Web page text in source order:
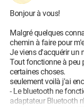
Bonjour à vous!
Malgré quelques
chemin à faire pour
Je viens d'acquérir un
Tout fonctionne à peu
certaines choses.
seulement voilà j'ai
- Le bluetooth ne
adaptateur Bluetooth